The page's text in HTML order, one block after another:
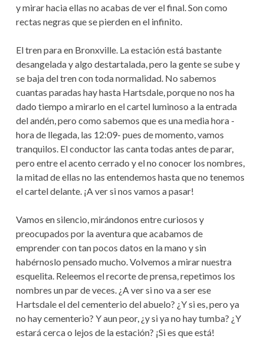
y mirar hacia ellas no acabas de ver el final. Son como
rectas negras que se pierden en el infinito.
El tren para en Bronxville. La estación está bastante
desangelada y algo destartalada, pero la gente se sube y
se baja del tren con toda normalidad. No sabemos
cuantas paradas hay hasta Hartsdale, porque no nos ha
dado tiempo a mirarlo en el cartel luminoso a la entrada
del andén, pero como sabemos que es una media hora -
hora de llegada, las 12:09- pues de momento, vamos
tranquilos. El conductor las canta todas antes de parar,
pero entre el acento cerrado y el no conocer los nombres,
la mitad de ellas no las entendemos hasta que no tenemos
el cartel delante. ¡A ver si nos vamos a pasar!
Vamos en silencio, mirándonos entre curiosos y
preocupados por la aventura que acabamos de
emprender con tan pocos datos en la mano y sin
habérnoslo pensado mucho. Volvemos a mirar nuestra
esquelita. Releemos el recorte de prensa, repetimos los
nombres un par de veces. ¿A ver si no va a ser ese
Hartsdale el del cementerio del abuelo? ¿Y si es, pero ya
no hay cementerio? Y aun peor, ¿y si ya no hay tumba? ¿Y
estará cerca o lejos de la estación? ¡Si es que está!